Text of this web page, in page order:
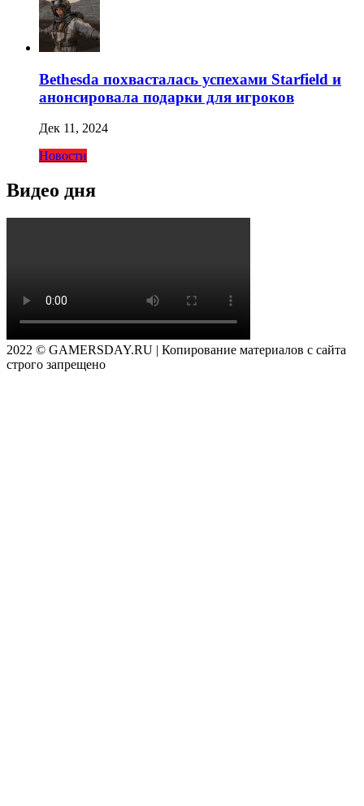
Bethesda похвасталась успехами Starfield и
анонсировала подарки для игроков
Дек 11, 2024
Новости
Видео дня
2022 © GAMERSDAY.RU | Копирование материалов с сайта
строго запрещено